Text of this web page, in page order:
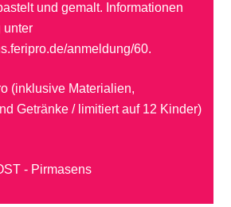
und gemalt. Informationen
unter
anmeldung/60.
(inklusive Materialien,
Getränke / limitiert auf 12 Kinder)
- Pirmasens